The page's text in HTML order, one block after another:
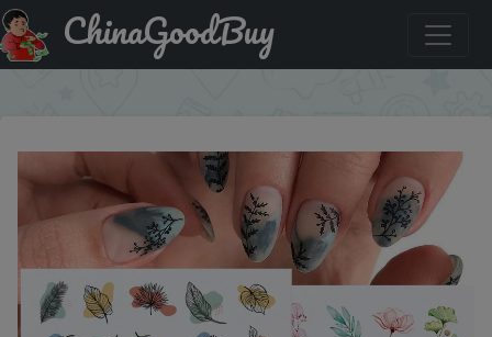
Знижка на Наклейка для ногтей «Весенняя вода», 1 шт.
ChinaGoodBuy